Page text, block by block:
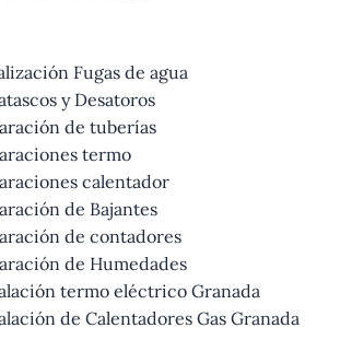
Fugas de agua
y Desatoros
de tuberías
termo
calentador
de Bajantes
de contadores
de Humedades
termo eléctrico Granada
de Calentadores Gas Granada